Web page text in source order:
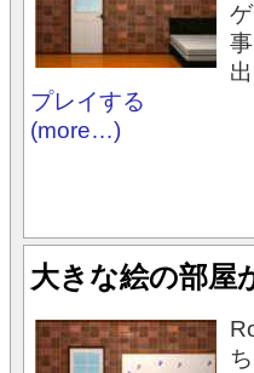
プレイする
(more…)
大きな絵の部屋